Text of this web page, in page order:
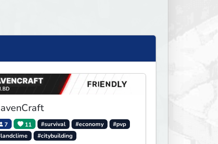
7 11 #survival #economy
#pvp
#citybuilding